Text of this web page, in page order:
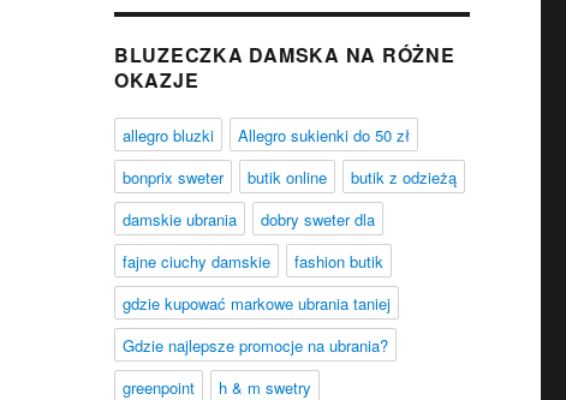
BLUZECZKA DAMSKA NA RÓŻNE
OKAZJE
allegro bluzki
Allegro sukienki do 50 zł
bonprix sweter
butik online
butik z odzieżą
damskie ubrania
dobry sweter dla
fajne ciuchy damskie
fashion butik
gdzie kupować markowe ubrania taniej
Gdzie najlepsze promocje na ubrania?
greenpoint
h & m swetry